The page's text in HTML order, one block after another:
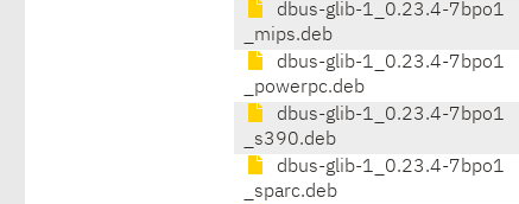
dbus-glib-1_0.23.4-7bpo1
_mips.deb
dbus-glib-1_0.23.4-7bpo1
_powerpc.deb
dbus-glib-1_0.23.4-7bpo1
_s390.deb
dbus-glib-1_0.23.4-7bpo1
_sparc.deb